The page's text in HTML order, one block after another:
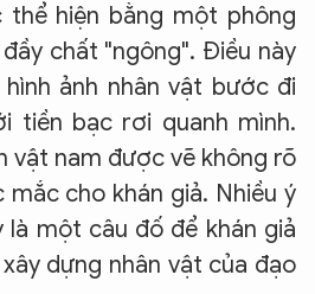
thể hiện bằng một phông
chất "ngông". Điều này
ảnh nhân vật bước đi
tiền bạc rơi quanh mình.
vật nam được vẽ không rõ
cho khán giả. Nhiều ý
là một câu đố để khán giả
dựng nhân vật của đạo